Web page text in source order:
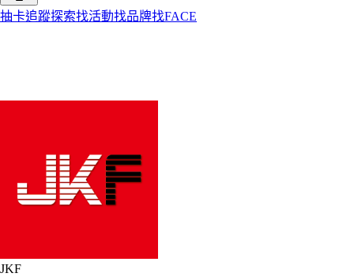
抽卡追蹤探索找活動找品牌找FACE
JKF